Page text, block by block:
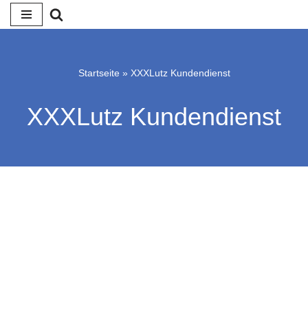
Startseite » XXXLutz Kundendienst
XXXLutz Kundendienst